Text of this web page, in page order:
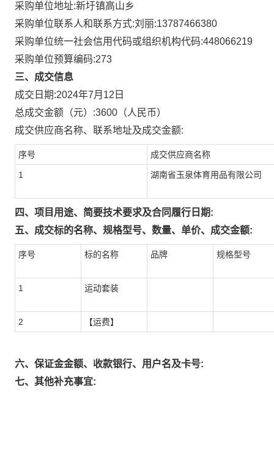
采购单位地址:新圩镇高山乡
采购单位联系人和联系方式:刘丽:13787466380
采购单位统一社会信用代码或组织机构代码:448066219
采购单位预算编码:273
三、成交信息
成交日期:2024年7月12日
总成交金额（元）:3600 （人民币）
成交供应商名称、联系地址及成交金额:
序号 成交供应商名称
1 湖南省玉泉体育用品有限公司
四、项目用途、简要技术要求及合同履行日期:
五、成交标的名称、规格型号、数量、单价、成交金额:
序号 标的名称 品牌 规格型号
1 运动套装
2 【运费】
六、保证金金额、收款银行、用户名及卡号:
七、其他补充事宜: